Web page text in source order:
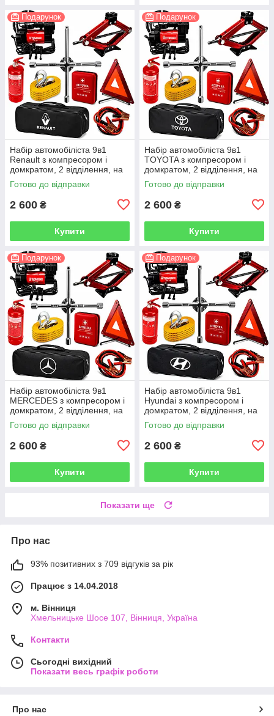
Подарунок
Набір автомобіліста 9в1
Renault з компресором і
домкратом, 2 відділення, на
липучках, чорний
Готово до відправки
2 600 ₴
Купити
Подарунок
Набір автомобіліста 9в1
TOYOTA з компресором і
домкратом, 2 відділення, на
липучках, чорний
Готово до відправки
2 600 ₴
Купити
Подарунок
Набір автомобіліста 9в1
MERCEDES з компресором і
домкратом, 2 відділення, на
липучках, чорний
Готово до відправки
2 600 ₴
Купити
Подарунок
Набір автомобіліста 9в1
Hyundai з компресором і
домкратом, 2 відділення, на
липучках, чорний
Готово до відправки
2 600 ₴
Купити
Показати ще
Про нас
93% позитивних з 709 відгуків за рік
Працює з 14.04.2018
м. Вінниця
Хмельницьке Шосе 107, Вінниця, Україна
Контакти
Сьогодні вихідний
Показати весь графік роботи
Про нас